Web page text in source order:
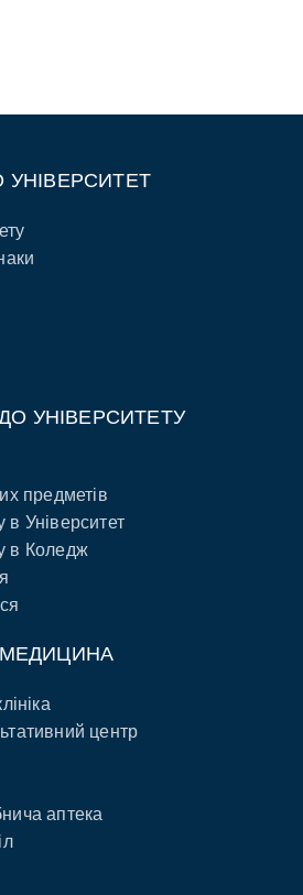
УНІВЕРСИТЕТ
УНІВЕРСИТЕТУ
предметів
Університет
в Коледж
МЕДИЦИНА
центр
аптека